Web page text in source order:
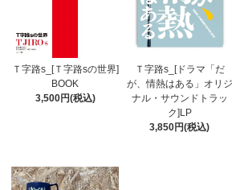
Ｔ字路s_[Ｔ字路sの世界]
BOOK
3,500円(税込)
Ｔ字路s_[ドラマ「だ
が、情熱はある」オリジ
ナル・サウンドトラッ
ク]LP
3,850円(税込)